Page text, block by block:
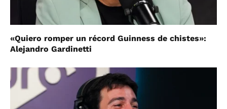
«Quiero romper un récord Guinness de chistes»:
Alejandro Gardinetti